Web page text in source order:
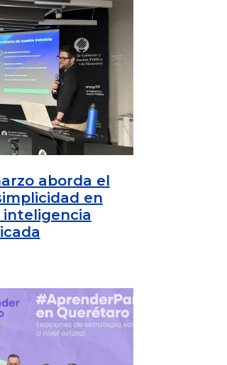
aborda el
en
inteligencia